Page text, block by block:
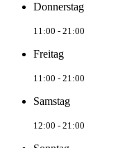
Donnerstag
11:00 - 21:00
Freitag
11:00 - 21:00
Samstag
12:00 - 21:00